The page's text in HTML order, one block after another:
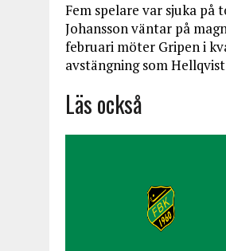
Fem spelare var sjuka på
Johansson väntar på
februari möter Gripen i
avstängning som
Läs också